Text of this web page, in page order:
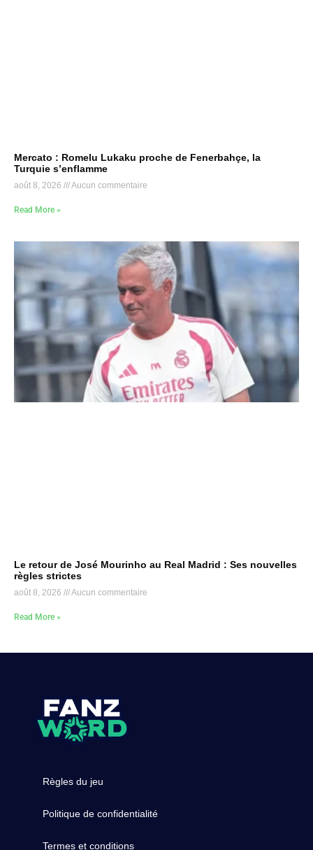
Mercato : Romelu Lukaku proche de Fenerbahçe, la
Turquie s’enflamme
août 8, 2026 Aucun commentaire
Read More »
Le retour de José Mourinho au Real Madrid : Ses nouvelles
règles strictes
août 8, 2026 Aucun commentaire
Read More »
Règles du jeu
Politique de confidentialité
Termes et conditions